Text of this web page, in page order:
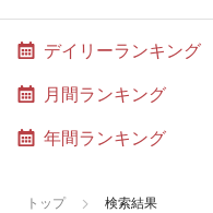
デイリーランキング
月間ランキング
年間ランキング
トップ 検索結果